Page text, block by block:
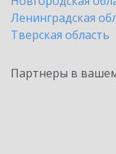
Ленинградская
Тверская область
Партнеры в